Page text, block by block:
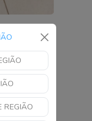
REGIÃO
que
junto com
atividades
alegre e